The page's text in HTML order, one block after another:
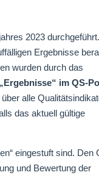
2023
Ergebnisse
wurden durch das
im QS-
alle
das aktuell gültige
eingestuft sind. Den
und Bewertung der